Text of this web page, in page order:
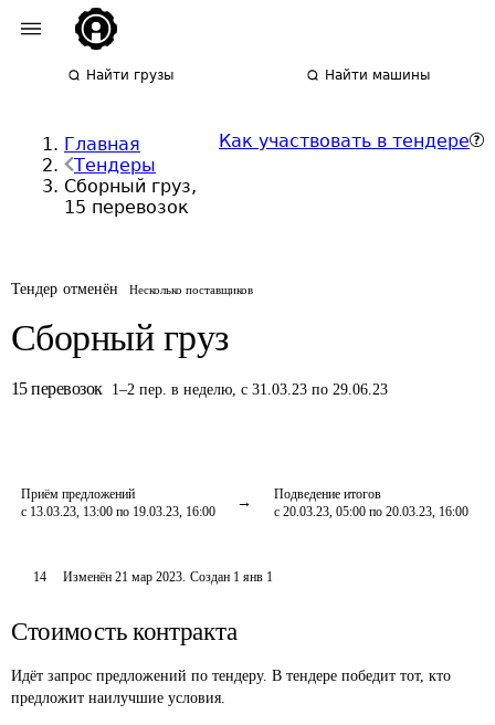
Найти грузы Найти машины
Главная
Тендеры
Сборный груз,
15 перевозок
Как участвовать в тендере
Тендер отменён Несколько поставщиков
Сборный груз
15 перевозок 1–2 пер. в неделю, с 31.03.23 по 29.06.23
Приём предложений
с 13.03.23, 13:00 по 19.03.23, 16:00
Подведение итогов
с 20.03.23, 05:00 по 20.03.23, 16:00
14 Изменён21 мар 2023. Создан 1 янв 1
Стоимость контракта
Идёт запрос предложений по тендеру. В тендере победит тот, кто
предложит наилучшие условия.